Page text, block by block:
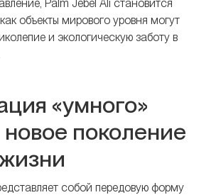
Palm Jebel Ali становится
объекты мирового уровня могут
и экологическую заботу в
«умного»
новое поколение
собой передовую форму